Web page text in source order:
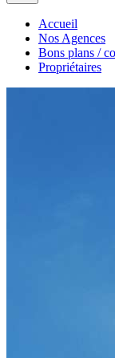
Accueil
Nos Agences
Bons plans /
Propriétaires